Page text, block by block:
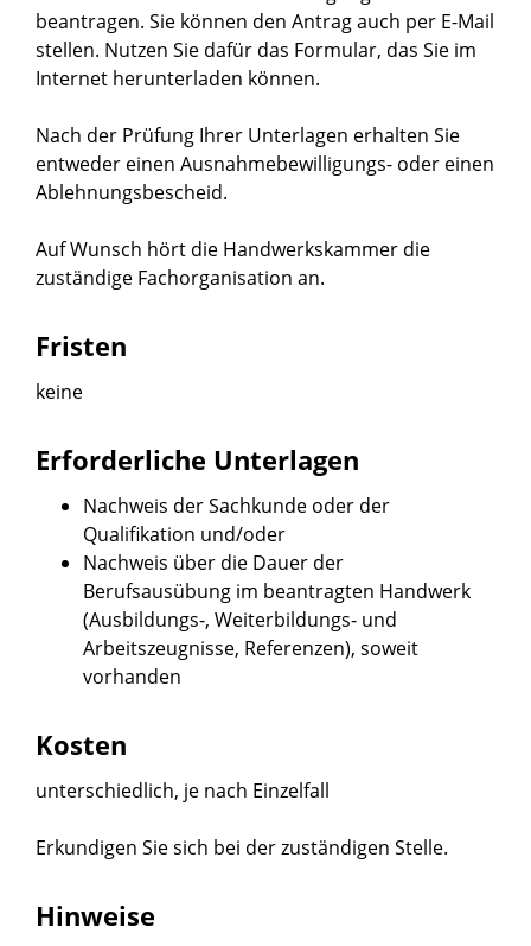
beantragen. Sie können den Antrag auch per E-Mail
stellen. Nutzen Sie dafür das Formular, das Sie im
Internet herunterladen können.
Nach der Prüfung Ihrer Unterlagen erhalten Sie
entweder einen Ausnahmebewilligungs- oder einen
Ablehnungsbescheid.
Auf Wunsch hört die Handwerkskammer die
zuständige Fachorganisation an.
Fristen
keine
Erforderliche Unterlagen
Nachweis der Sachkunde oder der
Qualifikation und/oder
Nachweis über die Dauer der
Berufsausübung im beantragten Handwerk
(Ausbildungs-, Weiterbildungs- und
Arbeitszeugnisse, Referenzen), soweit
vorhanden
Kosten
unterschiedlich, je nach Einzelfall
Erkundigen Sie sich bei der zuständigen Stelle.
Hinweise